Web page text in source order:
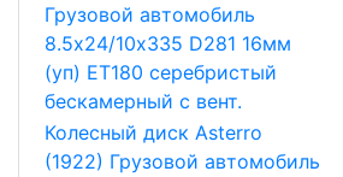
Грузовой автомобиль
8.5х24/10х335 D281 16мм
(уп) ET180 серебристый
бескамерный с вент.
Колесный диск Asterro
(1922) Грузовой автомобиль